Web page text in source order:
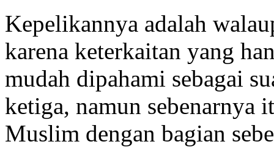
Kepelikannya adalah
karena keterkaitan yang
mudah dipahami sebagai
ketiga, namun sebenarnya
Muslim dengan bagian